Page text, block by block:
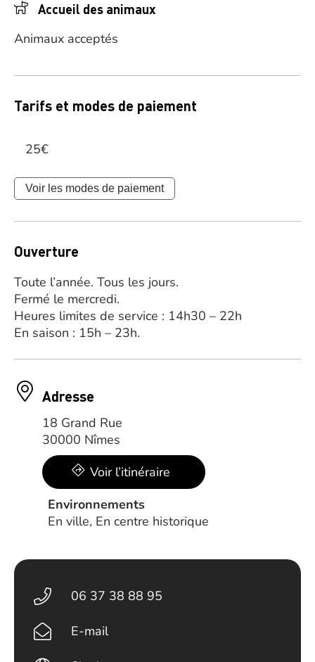
Accueil des animaux
Animaux acceptés
Tarifs et modes de paiement
25€
Voir les modes de paiement
Ouverture
Toute l’année. Tous les jours.
Fermé le mercredi.
Heures limites de service : 14h30 – 22h
En saison : 15h – 23h.
Adresse
18 Grand Rue
30000 Nîmes
Voir l’itinéraire
Environnements
En ville, En centre historique
06 37 38 88 95
E-mail